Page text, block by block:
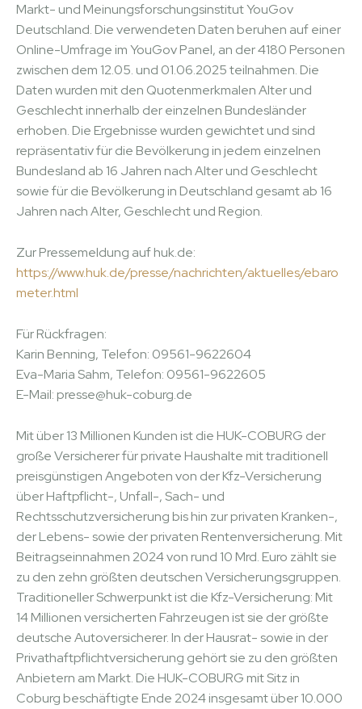
Markt- und Meinungsforschungsinstitut YouGov
Deutschland. Die verwendeten Daten beruhen auf einer
Online-Umfrage im YouGov Panel, an der 4180 Personen
zwischen dem 12.05. und 01.06.2025 teilnahmen. Die
Daten wurden mit den Quotenmerkmalen Alter und
Geschlecht innerhalb der einzelnen Bundesländer
erhoben. Die Ergebnisse wurden gewichtet und sind
repräsentativ für die Bevölkerung in jedem einzelnen
Bundesland ab 16 Jahren nach Alter und Geschlecht
sowie für die Bevölkerung in Deutschland gesamt ab 16
Jahren nach Alter, Geschlecht und Region.
Zur Pressemeldung auf huk.de:
https://www.huk.de/presse/nachrichten/aktuelles/ebaro
meter.html
Für Rückfragen:
Karin Benning, Telefon: 09561-9622604
Eva-Maria Sahm, Telefon: 09561-9622605
E-Mail: presse@huk-coburg.de
Mit über 13 Millionen Kunden ist die HUK-COBURG der
große Versicherer für private Haushalte mit traditionell
preisgünstigen Angeboten von der Kfz-Versicherung
über Haftpflicht-, Unfall-, Sach- und
Rechtsschutzversicherung bis hin zur privaten Kranken-,
der Lebens- sowie der privaten Rentenversicherung. Mit
Beitragseinnahmen 2024 von rund 10 Mrd. Euro zählt sie
zu den zehn größten deutschen Versicherungsgruppen.
Traditioneller Schwerpunkt ist die Kfz-Versicherung: Mit
14 Millionen versicherten Fahrzeugen ist sie der größte
deutsche Autoversicherer. In der Hausrat- sowie in der
Privathaftpflichtversicherung gehört sie zu den größten
Anbietern am Markt. Die HUK-COBURG mit Sitz in
Coburg beschäftigte Ende 2024 insgesamt über 10.000